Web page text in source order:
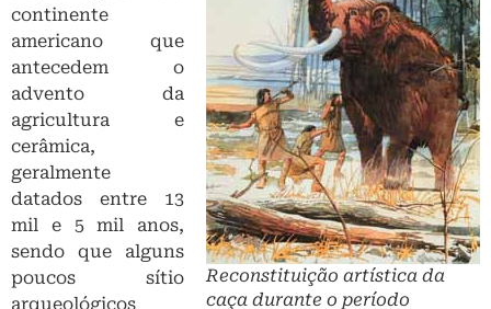
Reconstituição artística da
caça durante o período
continente
americano que
antecedem o
advento da
agricultura e
cerâmica,
geralmente
datados entre 13
mil e 5 mil anos,
sendo que alguns
poucos sítio
arqueológicos